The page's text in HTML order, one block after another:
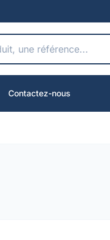
Contactez-nous